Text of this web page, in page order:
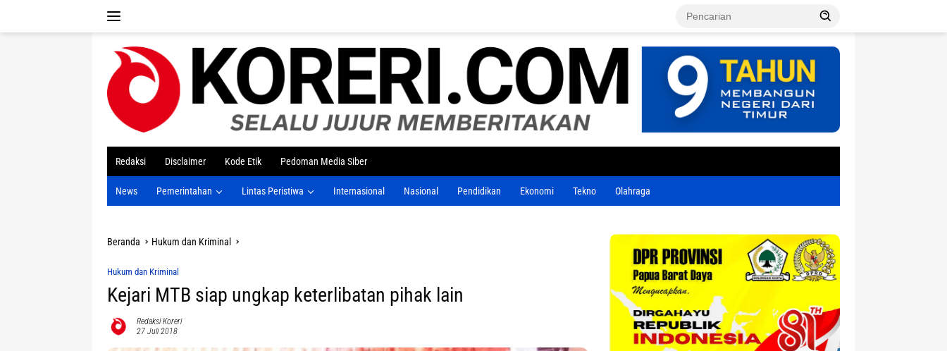
Redaksi Disclaimer Kode Etik Pedoman Media Siber
News Pemerintahan Lintas Peristiwa Internasional Nasional Pendidikan Ekonomi Tekno Olahraga
Beranda Hukum dan Kriminal
Hukum dan Kriminal
Kejari MTB siap ungkap keterlibatan pihak lain
Redaksi Koreri
27 Juli 2018